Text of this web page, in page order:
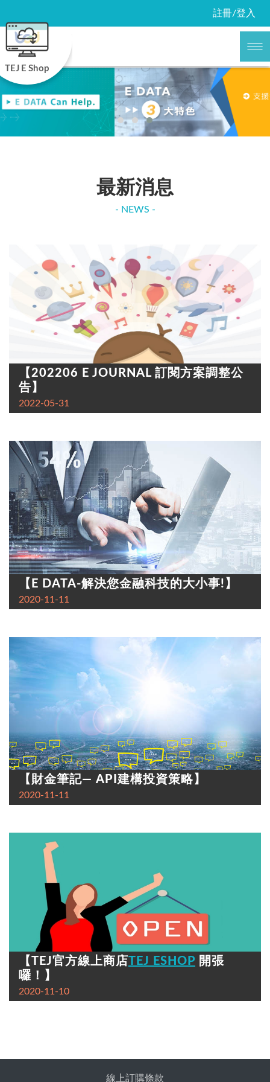
註冊/登入
TEJ E Shop
最新消息
- NEWS -
【202206 E JOURNAL 訂閱方案調整公
告】
2022-05-31
【E DATA-解決您金融科技的大小事!】
2020-11-11
【財金筆記— API建構投資策略】
2020-11-11
【TEJ官方線上商店 TEJ ESHOP 開張
囉！】
2020-11-10
線上訂購條款